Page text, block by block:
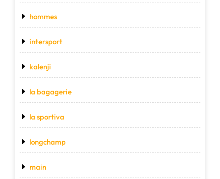
hommes
intersport
kalenji
la bagagerie
la sportiva
longchamp
main